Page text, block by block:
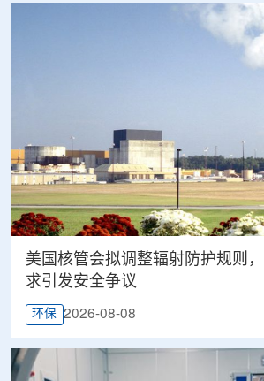
美国核管会拟调整辐射防护规则
求引发安全争议
环保 2026-08-08